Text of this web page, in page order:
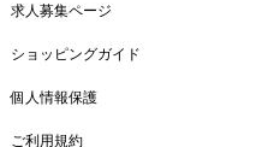
求人募集ページ
ショッピングガイド
個人情報保護
ご利用規約